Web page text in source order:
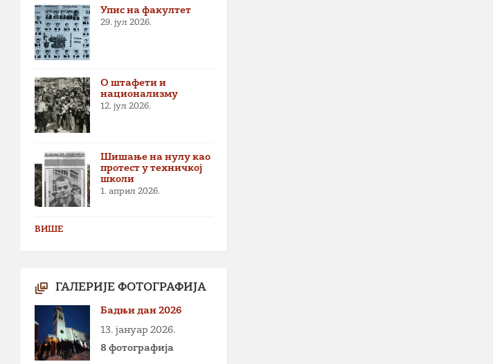
Упис на факултет
29. јул 2026.
О штафети и
национализму
12. јул 2026.
Шишање на нулу као
протест у техничкој
школи
1. април 2026.
ВИШЕ
ГАЛЕРИЈЕ ФОТОГРАФИЈА
Бадњи дан 2026
13. јануар 2026.
8 фотографија